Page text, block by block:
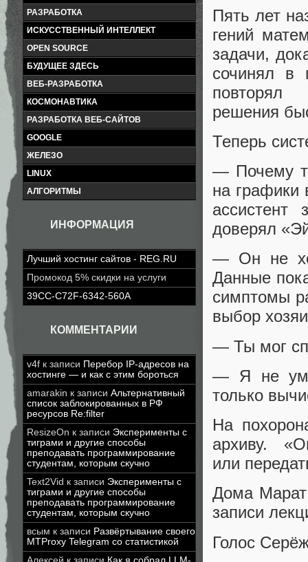
РАЗРАБОТКА
ИСКУССТВЕННЫЙ ИНТЕЛЛЕКТ
OPEN SOURCE
БУДУЩЕЕ ЗДЕСЬ
ВЕБ-РАЗРАБОТКА
КОСМОНАВТИКА
РАЗРАБОТКА ВЕБ-САЙТОВ
GOOGLE
ЖЕЛЕЗО
LINUX
АЛГОРИТМЫ
ИНФОРМАЦИЯ
Лучший хостинг сайтов - REG.RU
Промокод 5% скидки на услуги
39CC-C72F-6342-560A
КОММЕНТАРИИ
v4f к записи Перебор IP-адресов на
хостинге — и как с этим бороться
amarakin к записи Альтернативный
список заблокированных в РФ
ресурсов Re:filter
ResizeOn к записи Эксперименты с
тиграми и другие способы
преподавать программирование
студентам, которым скучно
Text2Vid к записи Эксперименты с
тиграми и другие способы
преподавать программирование
студентам, которым скучно
всым к записи Развёртывание своего
MTProxy Telegram со статистикой
Пять лет
гений
задачи,
сочинял в
решения
Теперь
— Почему
на графики
доверял
— Он не
Данные
симптомы
выбор
— Ты мог
— Я не
только
На
архиву.
или
Дома Марат
записи
Голос